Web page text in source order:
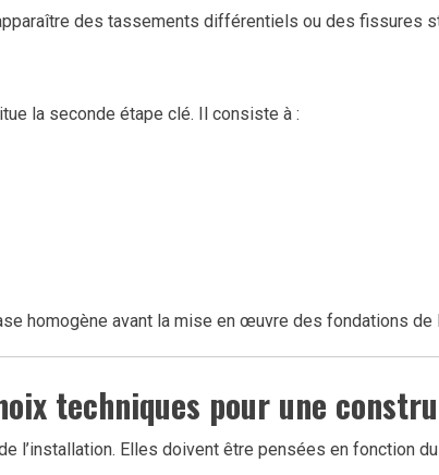
des tassements différentiels ou des fissures
la seconde étape clé. Il consiste à :
homogène avant la mise en œuvre des fondations de
techniques pour une
Elles doivent être pensées en fonction